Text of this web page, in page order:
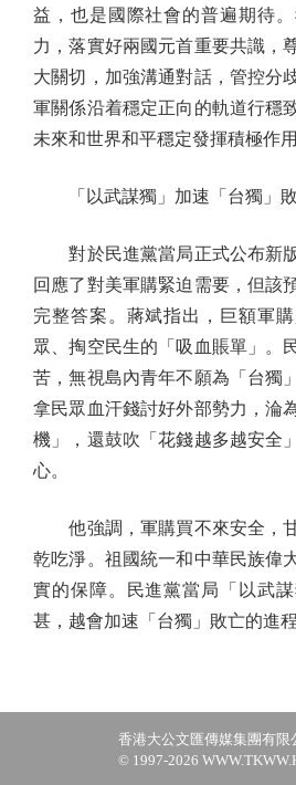
益，也是國際社會的普遍期待
力，落實好兩國元首重要共識，
大關切，加強溝通對話，管控分
軍關係沿着穩定正向的軌道行穩
未來和世界和平穩定發揮積極作用
「以武謀獨」加速「台獨」
對於民進黨當局正式公布新
回應了對美軍購緊迫需要，但該
完整答案。蔣斌指出，巨額軍
眾、掏空民生的「吸血賬單」。
苦，無視島內青年不願為「台獨
拿民眾血汗錢討好外部勢力，淪
機」，還鼓吹「花錢越多越安全
心。
他強調，軍購買不來安全，
乾吃淨。祖國統一和中華民族偉
實的保障。民進黨當局「以武
甚，越會加速「台獨」敗亡的進程
香港大公文匯傳媒集團有限
© 1997-2026